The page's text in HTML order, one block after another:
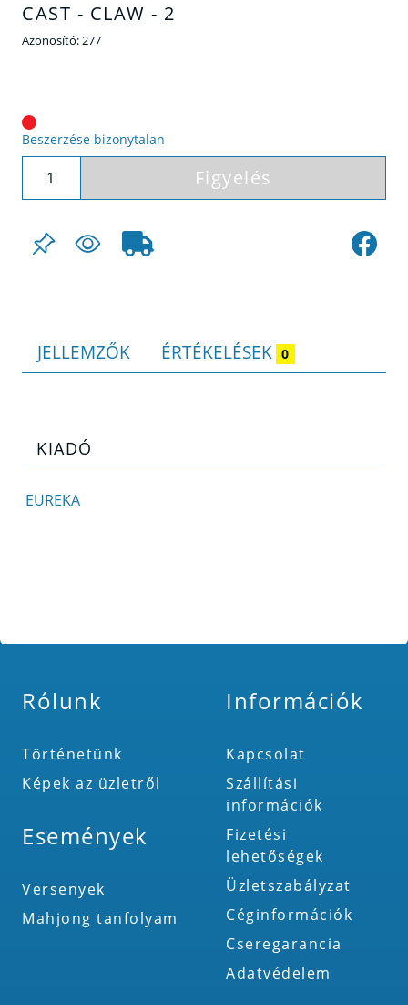
CAST - CLAW - 2
Azonosító:277
Beszerzése bizonytalan
Figyelés
JELLEMZŐK ÉRTÉKELÉSEK 0
KIADÓ
EUREKA
Rólunk
Történetünk
Képek az üzletről
Események
Versenyek
Mahjong tanfolyam
Információk
Kapcsolat
Szállítási
információk
Fizetési
lehetőségek
Üzletszabályzat
Céginformációk
Cseregarancia
Adatvédelem